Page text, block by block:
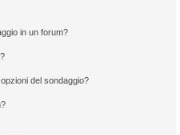
in un forum?
del sondaggio?